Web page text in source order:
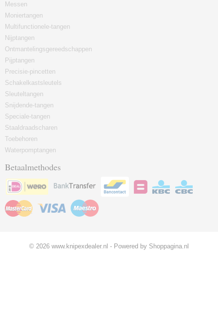
Messen
Moniertangen
Multifunctionele-tangen
Nijptangen
Ontmantelingsgereedschappen
Pijptangen
Precisie-pincetten
Schakelkastsleutels
Sleuteltangen
Snijdende-tangen
Speciale-tangen
Staaldraadscharen
Toebehoren
Waterpomptangen
Betaalmethodes
© 2026 www.knipexdealer.nl - Powered by Shoppagina.nl